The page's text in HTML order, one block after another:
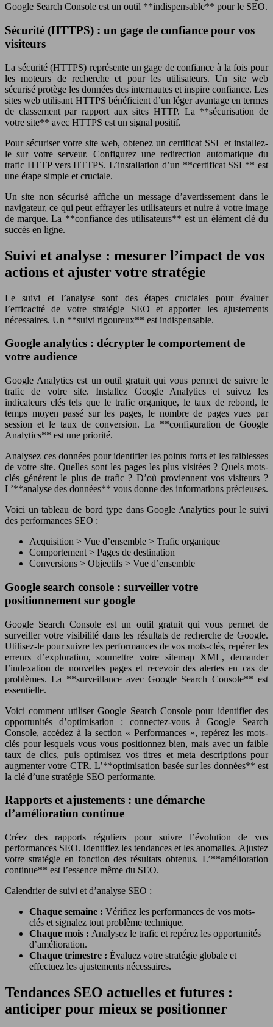
Google Search Console est un outil **indispensable** pour le SEO.
Sécurité (HTTPS) : un gage de confiance pour vos
visiteurs
La sécurité (HTTPS) représente un gage de confiance à la fois pour
les moteurs de recherche et pour les utilisateurs. Un site web
sécurisé protège les données des internautes et inspire confiance. Les
sites web utilisant HTTPS bénéficient d’un léger avantage en termes
de classement par rapport aux sites HTTP. La **sécurisation de
votre site** avec HTTPS est un signal positif.
Pour sécuriser votre site web, obtenez un certificat SSL et installez-
le sur votre serveur. Configurez une redirection automatique du
trafic HTTP vers HTTPS. L’installation d’un **certificat SSL** est
une étape simple et cruciale.
Un site non sécurisé affiche un message d’avertissement dans le
navigateur, ce qui peut effrayer les utilisateurs et nuire à votre image
de marque. La **confiance des utilisateurs** est un élément clé du
succès en ligne.
Suivi et analyse : mesurer l’impact de vos
actions et ajuster votre stratégie
Le suivi et l’analyse sont des étapes cruciales pour évaluer
l’efficacité de votre stratégie SEO et apporter les ajustements
nécessaires. Un **suivi rigoureux** est indispensable.
Google analytics : décrypter le comportement de
votre audience
Google Analytics est un outil gratuit qui vous permet de suivre le
trafic de votre site. Installez Google Analytics et suivez les
indicateurs clés tels que le trafic organique, le taux de rebond, le
temps moyen passé sur les pages, le nombre de pages vues par
session et le taux de conversion. La **configuration de Google
Analytics** est une priorité.
Analysez ces données pour identifier les points forts et les faiblesses
de votre site. Quelles sont les pages les plus visitées ? Quels mots-
clés génèrent le plus de trafic ? D’où proviennent vos visiteurs ?
L’**analyse des données** vous donne des informations précieuses.
Voici un tableau de bord type dans Google Analytics pour le suivi
des performances SEO :
Acquisition > Vue d’ensemble > Trafic organique
Comportement > Pages de destination
Conversions > Objectifs > Vue d’ensemble
Google search console : surveiller votre
positionnement sur google
Google Search Console est un outil gratuit qui vous permet de
surveiller votre visibilité dans les résultats de recherche de Google.
Utilisez-le pour suivre les performances de vos mots-clés, repérer les
erreurs d’exploration, soumettre votre sitemap XML, demander
l’indexation de nouvelles pages et recevoir des alertes en cas de
problèmes. La **surveillance avec Google Search Console** est
essentielle.
Voici comment utiliser Google Search Console pour identifier des
opportunités d’optimisation : connectez-vous à Google Search
Console, accédez à la section « Performances », repérez les mots-
clés pour lesquels vous vous positionnez bien, mais avec un faible
taux de clics, puis optimisez vos titres et meta descriptions pour
augmenter votre CTR. L’**optimisation basée sur les données** est
la clé d’une stratégie SEO performante.
Rapports et ajustements : une démarche
d’amélioration continue
Créez des rapports réguliers pour suivre l’évolution de vos
performances SEO. Identifiez les tendances et les anomalies. Ajustez
votre stratégie en fonction des résultats obtenus. L’**amélioration
continue** est l’essence même du SEO.
Calendrier de suivi et d’analyse SEO :
Chaque semaine : Vérifiez les performances de vos mots-
clés et signalez tout problème technique.
Chaque mois : Analysez le trafic et repérez les opportunités
d’amélioration.
Chaque trimestre : Évaluez votre stratégie globale et
effectuez les ajustements nécessaires.
Tendances SEO actuelles et futures :
anticiper pour mieux se positionner